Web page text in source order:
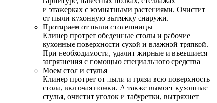
и этажерках с комнатными растениями. Очистит
от пыли кухонную вытяжку снаружи.
Протираем от пыли столешницы
Клинер протрет обеденные столы и рабочие
кухонные поверхности сухой и влажной тряпкой.
При необходимости, удалит жирные и въевшиеся
загрязнения с помощью специального средства.
Моем стол и стулья
Клинер протрет от пыли и грязи всю поверхность
стола, включая ножки. А также вымоет кухонные
стулья, очистит уголок и табуретки, вытряхнет